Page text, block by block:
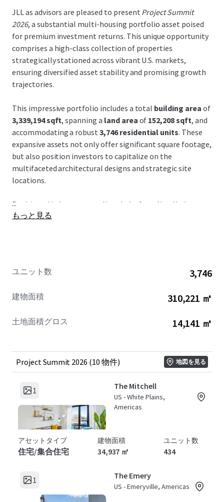
JLL as advisors are pleased to present Project Summit
2026, a substantial multi-housing portfolio asset poised
for premium investment returns. This unique opportunity
comprises a high-class collection of properties
strategically stationed across vibrant U.S. markets,
ensuring diversified asset stability and promising growth
trajectories.
This impressive portfolio includes a total building area of
3,339,194 sqft, spanning a land area of 152,208 sqft, and
accommodating a robust3,746 residential units. These
expansive assets not only offer significant square footage,
but also position investors to capitalize on the
multifaceted architectural designs and strategic site
locations.
Positioned in key metropolitan hubs from New York
Miami, each property is nested amidst thriving economic
rates andrental yield enhancement
Project Summit 2026
offers an exceptional avenue for
long-term capital appreciation
. With large-scale residential
maximize returns through strategic asset management
and smart portfolio diversification. Tap into a balanced
blend of
and high-growth potential,
securing a foothold in the lucrative multi-housing sector.
...
もっと見る
ユニット数 3,746
建物面積 310,221 ㎡
土地面積グロス 14,141 ㎡
Project Summit 2026 (10 物件) 地図を見る
1 The Mitchell
US - White Plains,
Americas
アセットタイプ
住宅/集合住宅
建物面積
34,937 ㎡
ユニット数
434
1 The Emery
US - Emeryville, Americas